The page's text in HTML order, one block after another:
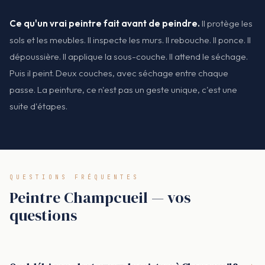
Ce qu'un vrai peintre fait avant de peindre. Il protège les
sols et les meubles. Il inspecte les murs. Il rebouche. Il ponce. Il
dépoussière. Il applique la sous-couche. Il attend le séchage.
Puis il peint. Deux couches, avec séchage entre chaque
passe. La peinture, ce n'est pas un geste unique, c'est une
suite d'étapes.
QUESTIONS FRÉQUENTES
Peintre Champcueil — vos
questions